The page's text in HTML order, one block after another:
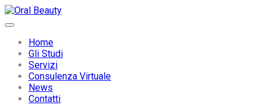
Home
Gli Studi
Servizi
Consulenza Virtuale
News
Contatti